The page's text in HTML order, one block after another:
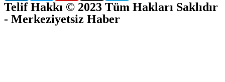
Telif Hakkı © 2023 Tüm Hakları Saklıdır
- Merkeziyetsiz Haber